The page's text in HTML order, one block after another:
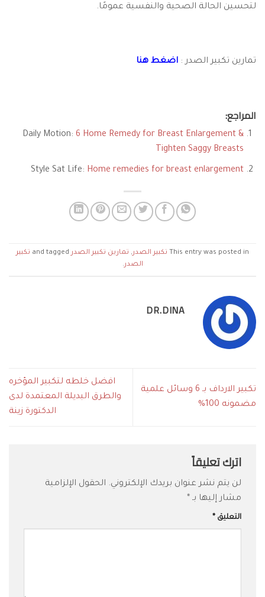
لتحسين الحالة الصحية والنفسية عمومًا.
تمارين تكبير الصدر : اضغط هنا
المراجع:
Daily Motion:6 Home Remedy for Breast Enlargement &
Tighten Saggy Breasts
Style Sat Life: Home remedies for breast enlargement
This entry was posted in تكبير الصدر, تمارين تكبير الصدر
تكبير
الصدر.
DR.DINA
تكبير الارداف بـ 6 وسائل علمية
مضمونه 100%
افضل خلطه لتكبير المؤخره
والطرق البديلة المعتمدة لدى
الدكتورة زينة
اترك تعليقاً
لن يتم نشر عنوان بريدك الإلكتروني. الحقول الإلزامية
مشار إليها بـ *
التعليق *